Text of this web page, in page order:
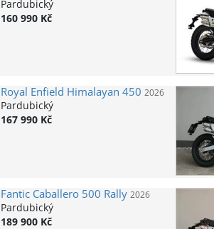
Pardubický
160 990 Kč
Royal Enfield Himalayan 450 2026
Pardubický
167 990 Kč
Fantic Caballero 500 Rally 2026
Pardubický
189 900 Kč